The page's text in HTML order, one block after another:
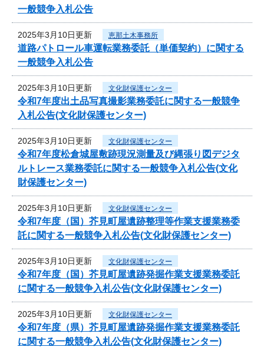
一般競争入札公告
2025年3月10日更新 恵那土木事務所
道路パトロール車運転業務委託（単価契約）に関する
一般競争入札公告
2025年3月10日更新 文化財保護センター
令和7年度出土品写真撮影業務委託に関する一般競争
入札公告(文化財保護センター)
2025年3月10日更新 文化財保護センター
令和7年度松倉城屋敷跡現況測量及び縄張り図デジタ
ルトレース業務委託に関する一般競争入札公告(文化
財保護センター)
2025年3月10日更新 文化財保護センター
令和7年度（国）芥見町屋遺跡整理等作業支援業務委
託に関する一般競争入札公告(文化財保護センター)
2025年3月10日更新 文化財保護センター
令和7年度（国）芥見町屋遺跡発掘作業支援業務委託
に関する一般競争入札公告(文化財保護センター)
2025年3月10日更新 文化財保護センター
令和7年度（県）芥見町屋遺跡発掘作業支援業務委託
に関する一般競争入札公告(文化財保護センター)